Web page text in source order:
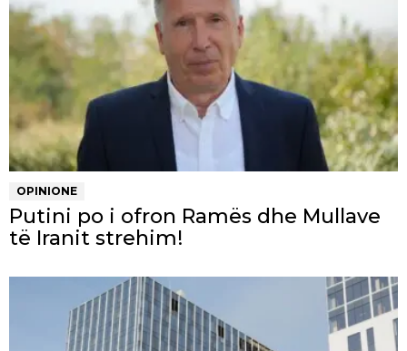
OPINIONE
Putini po i ofron Ramës dhe Mullave
të Iranit strehim!